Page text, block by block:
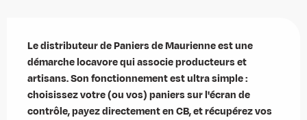
Le distributeur de Paniers de Maurienne est une
démarche locavore qui associe producteurs et
artisans. Son fonctionnement est ultra simple :
choisissez votre (ou vos) paniers sur l'écran de
contrôle, payez directement en CB, et récupérez vos